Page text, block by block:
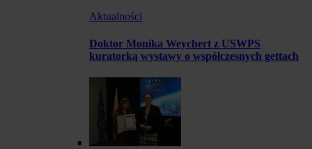
Aktualności
Doktor Monika Weychert z USWPS
kuratorką wystawy o współczesnych gettach